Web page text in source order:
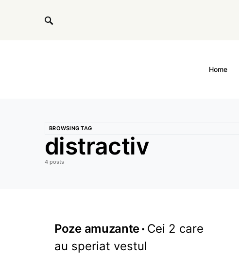
Home
BROWSING TAG
distractiv
4 posts
Poze amuzante Cei 2 care
au speriat vestul